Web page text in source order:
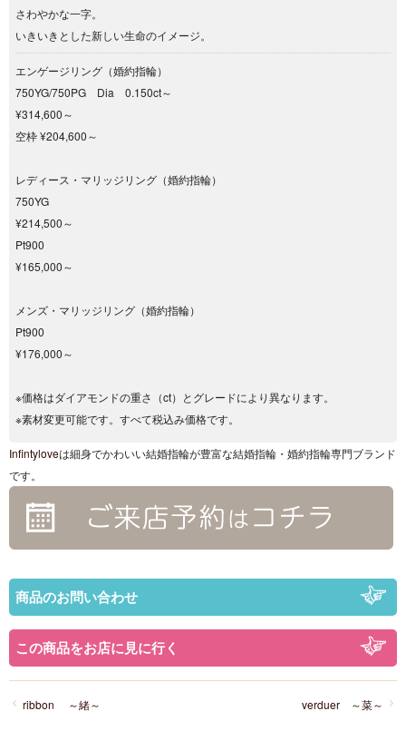
さわやかな一字。
いきいきとした新しい生命のイメージ。
エンゲージリング（婚約指輪）
750YG/750PG Dia 0.150ct～
¥314,600～
空枠 ¥204,600～
レディース・マリッジリング（婚約指輪）
750YG
¥214,500～
Pt900
¥165,000～
メンズ・マリッジリング（婚約指輪）
Pt900
¥176,000～
※価格はダイアモンドの重さ（ct）とグレードにより異なります。
※素材変更可能です。すべて税込み価格です。
Infintyloveは細身でかわいい結婚指輪が豊富な結婚指輪・婚約指輪専門ブランド
です。
商品のお問い合わせ
この商品をお店に見に行く
verduer ～菜～
ribbon ～緒～